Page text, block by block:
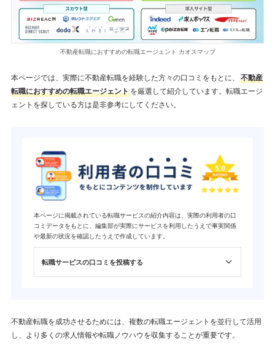
不動産転職におすすめの転職エージェント カオスマップ
本ページでは、実際に不動産転職を経験した方々の口コミをもとに、
不動産
転職におすすめの転職エージェントを厳選して紹介しています。転職エージ
ェントを探している方は是非参考にしてください。
本ページに掲載されている転職サービスの紹介内容は、実際の利用者の口
コミデータをもとに、編集部が実際にサービスを利用したうえで事実関係
や最新の状況を確認したうえで作成しています。
転職サービスの口コミを投稿する
不動産転職を成功させるためには、複数の転職エージェントを並行して活用
し、より多くの求人情報や転職ノウハウを収集することが重要です。